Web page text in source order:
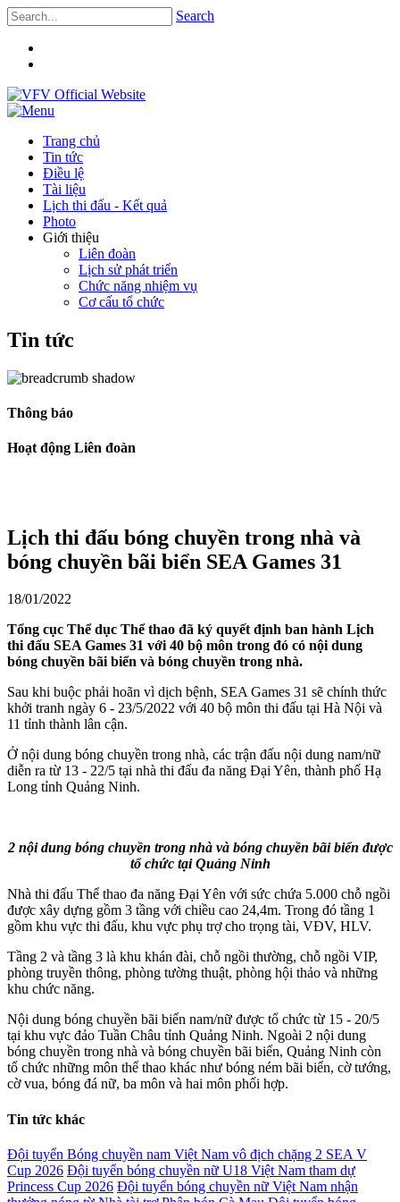
Search
Trang chủ
Tin tức
Điều lệ
Tài liệu
Lịch thi đấu - Kết quả
Photo
Giới thiệu
Liên đoàn
Lịch sử phát triển
Chức năng nhiệm vụ
Cơ cấu tổ chức
Tin tức
Thông báo
Hoạt động Liên đoàn
Lịch thi đấu bóng chuyền trong nhà và
bóng chuyền bãi biển SEA Games 31
18/01/2022
Tổng cục Thể dục Thể thao đã ký quyết định ban hành Lịch
thi đấu SEA Games 31 với 40 bộ môn trong đó có nội dung
bóng chuyền bãi biển và bóng chuyền trong nhà.
Sau khi buộc phải hoãn vì dịch bệnh, SEA Games 31 sẽ chính thức
khởi tranh ngày 6 - 23/5/2022 với 40 bộ môn thi đấu tại Hà Nội và
11 tỉnh thành lân cận.
Ở nội dung bóng chuyền trong nhà, các trận đấu nội dung nam/nữ
diễn ra từ 13 - 22/5 tại nhà thi đấu đa năng Đại Yên, thành phố Hạ
Long tỉnh Quảng Ninh.
2 nội dung bóng chuyền trong nhà và bóng chuyền bãi biển được
tổ chức tại Quảng Ninh
Nhà thi đấu Thể thao đa năng Đại Yên với sức chứa 5.000 chỗ ngồi
được xây dựng gồm 3 tầng với chiều cao 24,4m. Trong đó tầng 1
gồm khu vực thi đấu, khu vực phụ trợ cho trọng tài, VĐV, HLV.
Tầng 2 và tầng 3 là khu khán đài, chỗ ngồi thường, chỗ ngồi VIP,
phòng truyền thông, phòng tường thuật, phòng hội thảo và những
khu chức năng.
Nội dung bóng chuyền bãi biển nam/nữ được tổ chức từ 15 - 20/5
tại khu vực đảo Tuần Châu tỉnh Quảng Ninh. Ngoài 2 nội dung
bóng chuyền trong nhà và bóng chuyền bãi biển, Quảng Ninh còn
tổ chức những môn thể thao khác như bóng ném bãi biển, cờ tướng,
cờ vua, bóng đá nữ, ba môn và hai môn phối hợp.
Tin tức khác
Đội tuyển Bóng chuyền nam Việt Nam vô địch chặng 2 SEA V
Cup 2026 Đội tuyển bóng chuyền nữ U18 Việt Nam tham dự
Princess Cup 2026 Đội tuyển bóng chuyền nữ Việt Nam nhận